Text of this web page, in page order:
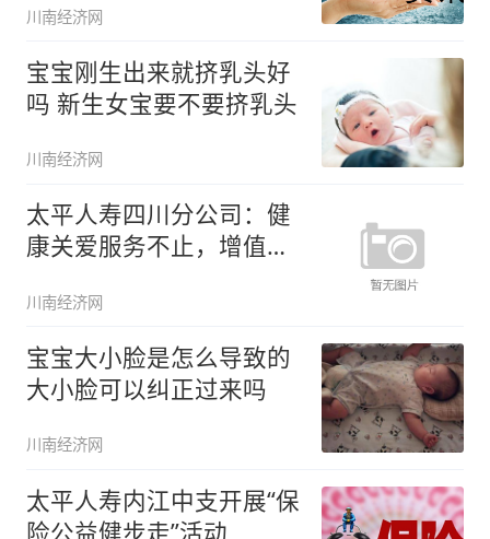
川南经济网
宝宝刚生出来就挤乳头好
吗 新生女宝要不要挤乳头
川南经济网
太平人寿四川分公司：健
康关爱服务不止，增值服
川南经济网
宝宝大小脸是怎么导致的
大小脸可以纠正过来吗
川南经济网
太平人寿内江中支开展“保
险公益健步走”活动